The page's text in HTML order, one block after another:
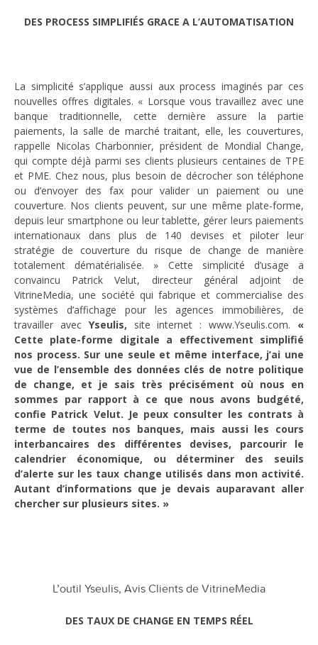
DES PROCESS SIMPLIFIÉS GRACE A L’AUTOMATISATION
La simplicité s’applique aussi aux process imaginés par ces
nouvelles offres digitales. « Lorsque vous travaillez avec une
banque traditionnelle, cette dernière assure la partie
paiements, la salle de marché traitant, elle, les couvertures,
rappelle Nicolas Charbonnier, président de Mondial Change,
qui compte déjà parmi ses clients plusieurs centaines de TPE
et PME. Chez nous, plus besoin de décrocher son téléphone
ou d’envoyer des fax pour valider un paiement ou une
couverture. Nos clients peuvent, sur une même plate-forme,
depuis leur smartphone ou leur tablette, gérer leurs paiements
internationaux dans plus de 140 devises et piloter leur
stratégie de couverture du risque de change de manière
totalement dématérialisée. » Cette simplicité d’usage a
convaincu Patrick Velut, directeur général adjoint de
VitrineMedia, une société qui fabrique et commercialise des
systèmes d’affichage pour les agences immobilières, de
travailler avec Yseulis, site internet :www.Yseulis.com. «
Cette plate-forme digitale a effectivement simplifié
nos process. Sur une seule et même interface, j’ai une
vue de l’ensemble des données clés de notre politique
de change, et je sais très précisément où nous en
sommes par rapport à ce que nous avons budgété,
confie Patrick Velut. Je peux consulter les contrats à
terme de toutes nos banques, mais aussi les cours
interbancaires des différentes devises, parcourir le
calendrier économique, ou déterminer des seuils
d’alerte sur les taux change utilisés dans mon activité.
Autant d’informations que je devais auparavant aller
chercher sur plusieurs sites. »
L’outil Yseulis, Avis Clients de VitrineMedia
DES TAUX DE CHANGE EN TEMPS RÉEL